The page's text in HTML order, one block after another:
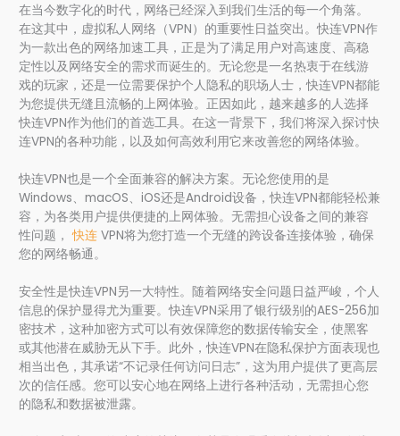
在当今数字化的时代，网络已经深入到我们生活的每一个角落。
在这其中，虚拟私人网络（VPN）的重要性日益突出。快连VPN作
为一款出色的网络加速工具，正是为了满足用户对高速度、高稳
定性以及网络安全的需求而诞生的。无论您是一名热衷于在线游
戏的玩家，还是一位需要保护个人隐私的职场人士，快连VPN都能
为您提供无缝且流畅的上网体验。正因如此，越来越多的人选择
快连VPN作为他们的首选工具。在这一背景下，我们将深入探讨快
连VPN的各种功能，以及如何高效利用它来改善您的网络体验。
快连VPN也是一个全面兼容的解决方案。无论您使用的是
Windows、macOS、iOS还是Android设备，快连VPN都能轻松兼
容，为各类用户提供便捷的上网体验。无需担心设备之间的兼容
性问题，快连 VPN将为您打造一个无缝的跨设备连接体验，确保
您的网络畅通。
安全性是快连VPN另一大特性。随着网络安全问题日益严峻，个人
信息的保护显得尤为重要。快连VPN采用了银行级别的AES-256加
密技术，这种加密方式可以有效保障您的数据传输安全，使黑客
或其他潜在威胁无从下手。此外，快连VPN在隐私保护方面表现也
相当出色，其承诺“不记录任何访问日志”，这为用户提供了更高层
次的信任感。您可以安心地在网络上进行各种活动，无需担心您
的隐私和数据被泄露。